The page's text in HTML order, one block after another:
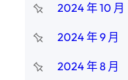
2024 年 10 月
2024 年 9 月
2024 年 8 月